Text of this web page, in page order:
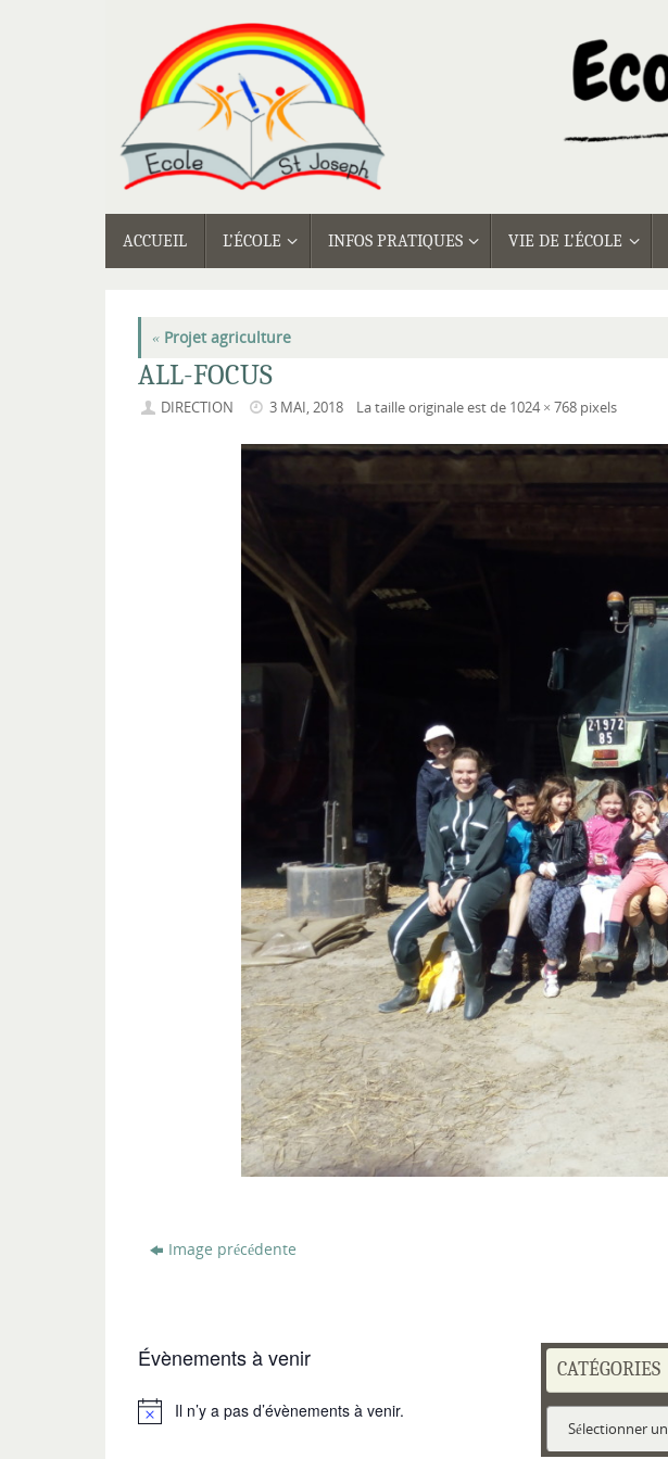
AU
CONTENU
ACCUEIL L’ÉCOLE INFOS PRATIQUES VIE DE L’ÉCOLE
« Projet agriculture
ALL-FOCUS
DIRECTION 3 MAI, 2018 La taille originale est de 1024 × 768 pixels
Image précédente
Évènements à venir
NoticeIl n’y a pas d’évènements à venir.
CATÉGORIES